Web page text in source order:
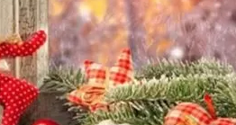
по КВС Силистра, КВС Ситово, КВС